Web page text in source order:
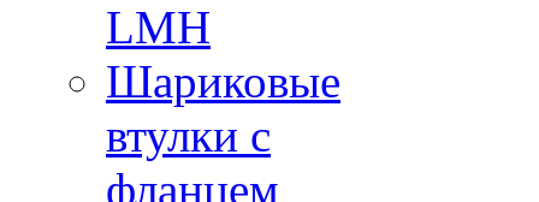
LMH
Шариковые
втулки с
фланцем